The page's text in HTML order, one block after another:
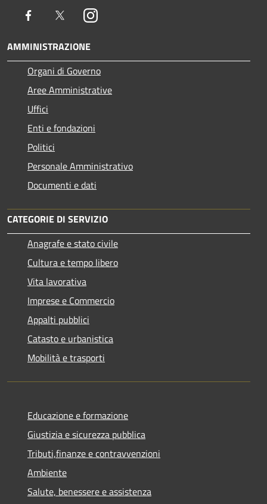
Facebook TwitterInstagram
AMMINISTRAZIONE
Organi di Governo
Aree Amministrative
Uffici
Enti e fondazioni
Politici
Personale Amministrativo
Documenti e dati
CATEGORIE DI SERVIZIO
Anagrafe e stato civile
Cultura e tempo libero
Vita lavorativa
Imprese e Commercio
Appalti pubblici
Catasto e urbanistica
Mobilità e trasporti
Educazione e formazione
Giustizia e sicurezza pubblica
Tributi,finanze e contravvenzioni
Ambiente
Salute, benessere e assistenza